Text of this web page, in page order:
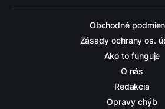
Obchodné
Zásady ochrany os.
Ako to funguje
O nás
Redakcia
Opravy chýb